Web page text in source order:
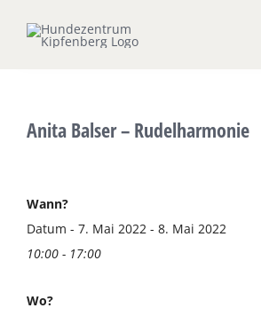
Inhalt
Seminare & Workshops
Unsere Shops
Anita Balser – Rudelharmonie
grösseres
Bild
Wann?
Datum - 7. Mai 2022 - 8. Mai 2022
10:00 - 17:00
Wo?